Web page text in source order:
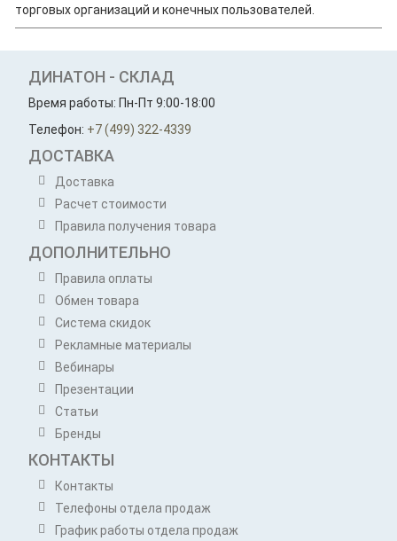
торговых организаций и конечных пользователей.
ДИНАТОН - СКЛАД
Время работы: Пн-Пт 9:00-18:00
Телефон: +7 (499) 322-4339
ДОСТАВКА
Доставка
Расчет стоимости
Правила получения товара
ДОПОЛНИТЕЛЬНО
Правила оплаты
Обмен товара
Система скидок
Рекламные материалы
Вебинары
Презентации
Статьи
Бренды
КОНТАКТЫ
Контакты
Телефоны отдела продаж
График работы отдела продаж